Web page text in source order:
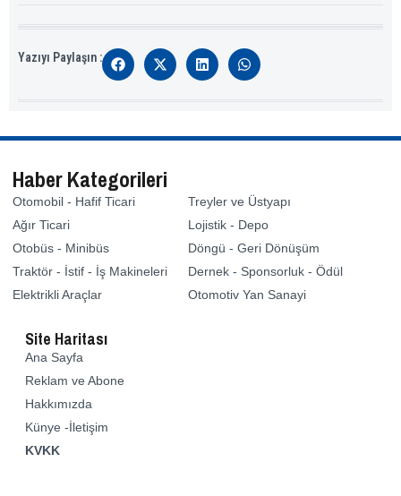
Yazıyı Paylaşın :
Haber Kategorileri
Otomobil - Hafif Ticari
Ağır Ticari
Otobüs - Minibüs
Traktör - İstif - İş Makineleri
Elektrikli Araçlar
Treyler ve Üstyapı
Lojistik - Depo
Döngü - Geri Dönüşüm
Dernek - Sponsorluk - Ödül
Otomotiv Yan Sanayi
Site Haritası
Ana Sayfa
Reklam ve Abone
Hakkımızda
Künye -İletişim
KVKK